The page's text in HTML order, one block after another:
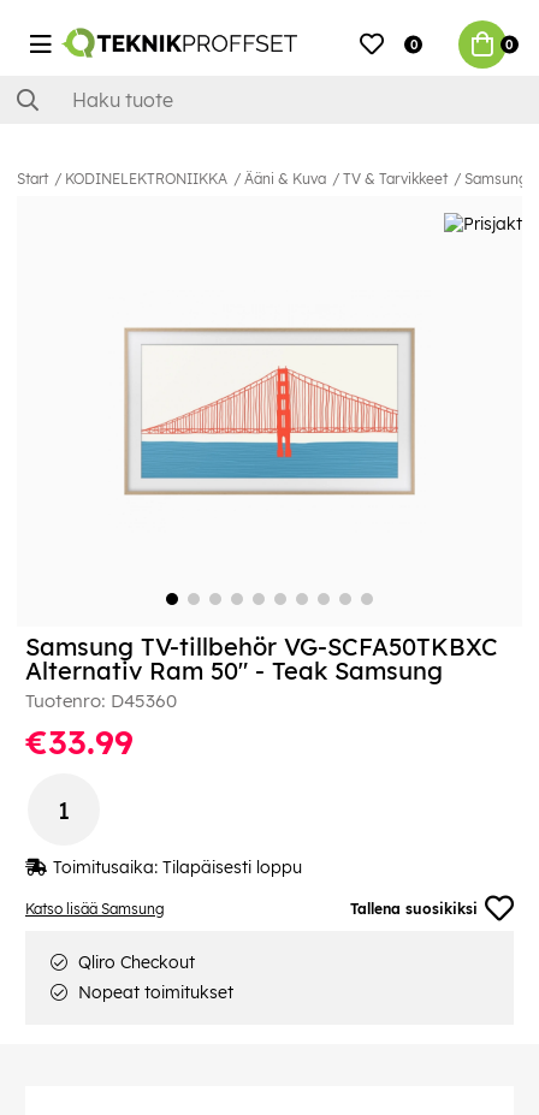
0 0
Start KODINELEKTRONIIKKA Ääni & Kuva TV & Tarvikkeet Samsung
Katso lisää Samsung Tallena suosikiksi
Samsung TV-tillbehör VG-SCFA50TKBXC
Alternativ Ram 50" - Teak Samsung
Tuotenro: D45360
€33.99
Toimitusaika: Tilapäisesti loppu
Qliro Checkout
Nopeat toimitukset